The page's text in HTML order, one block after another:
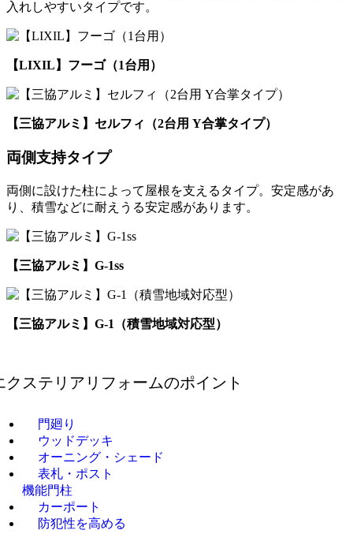
入れしやすいタイプです。
【LIXIL】フーゴ（1台用）
【三協アルミ】セルフィ（2台用 Y合掌タイプ）
両側支持タイプ
両側に設けた柱によって屋根を支えるタイプ。安定感があ
り、積雪などに耐えうる安定感があります。
【三協アルミ】G-1ss
【三協アルミ】G-1（積雪地域対応型）
クステリアリフォームのポイント
門廻り
ウッドデッキ
オーニング・シェード
表札・ポスト
機能門柱
カーポート
防犯性を高める